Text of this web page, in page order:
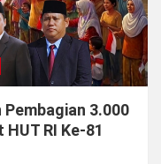
3.000
RI Ke-81